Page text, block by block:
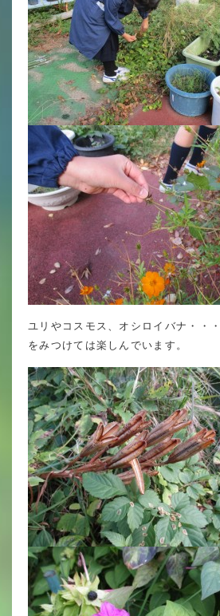
ユリやコスモス、オシロイバナ・・
をみつけては楽しんでいます。
委員会
百合学院
学校図書
All in
学校感染
許可証
年間行事
行事紹介
新入生募
入学金・
優遇制度
転編入試
保護者の
説明会・